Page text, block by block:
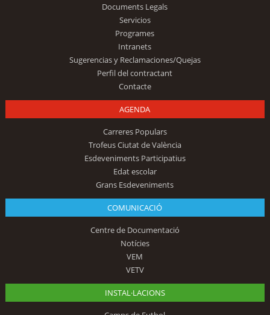
Documents Legals
Servicios
Programes
Intranets
Sugerencias y Reclamaciones/Quejas
Perfil del contractant
Contacte
AGENDA
Carreres Populars
Trofeus Ciutat de València
Esdeveniments Participatius
Edat escolar
Grans Esdeveniments
COMUNICACIÓ
Centre de Documentació
Notícies
VEM
VETV
INSTAL·LACIONS